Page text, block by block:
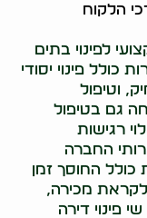
הלקוח
לפינוי בתים
כולל פינוי יסודי
וטיפול
גם בטיפול
רגישות
החברה
כולל החוסך זמן
לקראת מכירה,
פינוי דירה